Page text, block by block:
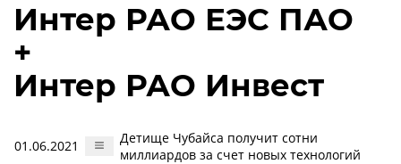
Интер РАО ЕЭС ПАО
+
Интер РАО Инвест
01.06.2021
Детище Чубайса получит сотни
миллиардов за счет новых технологий